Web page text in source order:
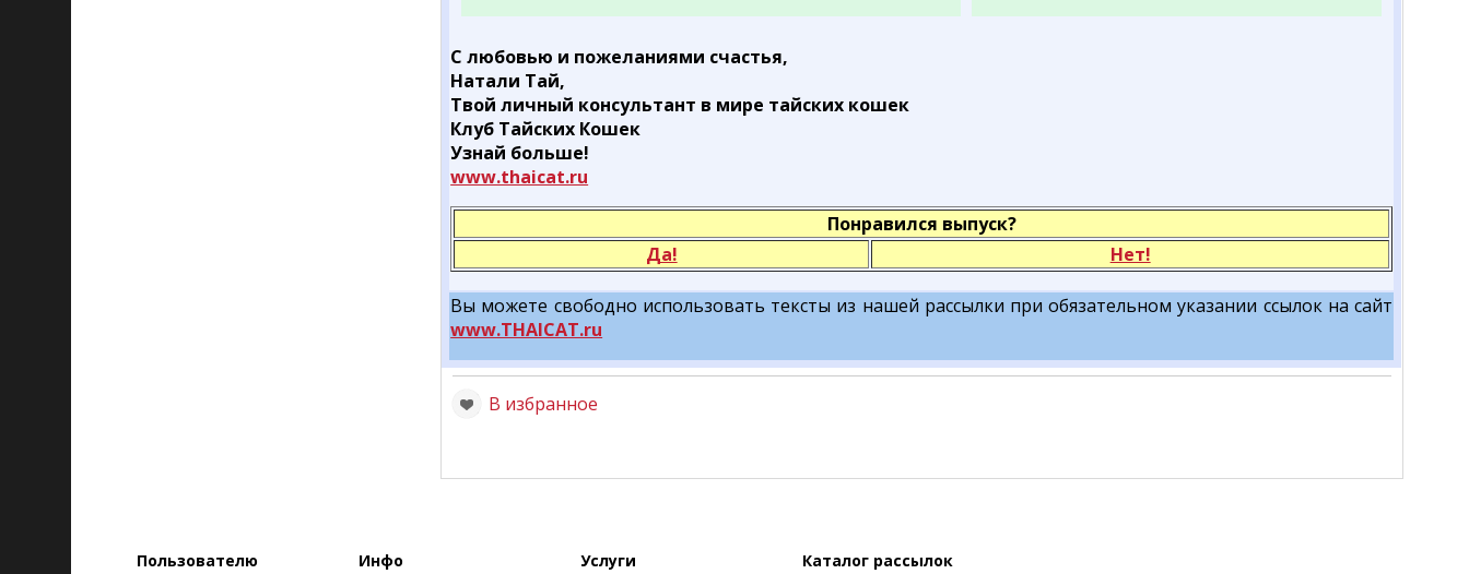
С любовью и пожеланиями счастья,
Натали Тай,
Твой личный консультант в мире тайских кошек
Клуб Тайских Кошек
Узнай больше!
www.thaicat.ru
Понравился выпуск?
Да!
Нет!
Вы можете свободно использовать тексты из нашей рассылки при обязательном указании ссылок на сайт
www.THAICAT.ru
В избранное
Пользователю Инфо Услуги Каталог рассылок